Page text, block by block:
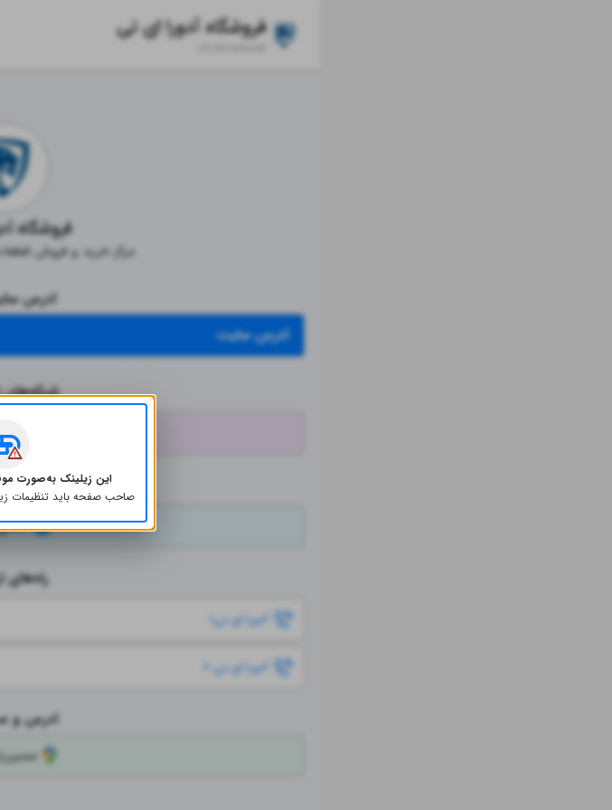
فروشگاه آدورا ای تی
فروشگاه
مرکز خرید و فروش
آدرس
آدرس سایت
شبکه‌های
شبکه‌های
راه‌های
آدورا ای تی۱
آدورا ای تی ۲
آدرس و
این زیلینک به‌صورت
صاحب صفحه باید تنظیمات